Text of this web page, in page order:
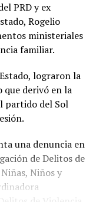
PRD y ex
Rogelio
ministeriales
familiar.
lograron la
derivó en la
partido del Sol
una denuncia en
de Delitos de
Niños y